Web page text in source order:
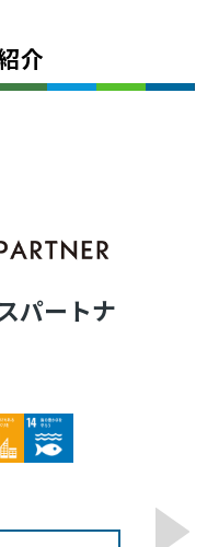
介
パートナ
Image